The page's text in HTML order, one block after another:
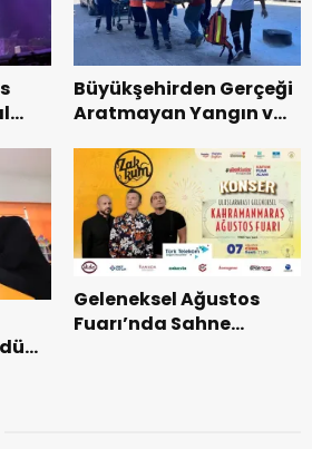
Büyükşehirden Gerçeği
Aratmayan Yangın ve
Geleneksel Ağustos
Fuarı’nda Sahne